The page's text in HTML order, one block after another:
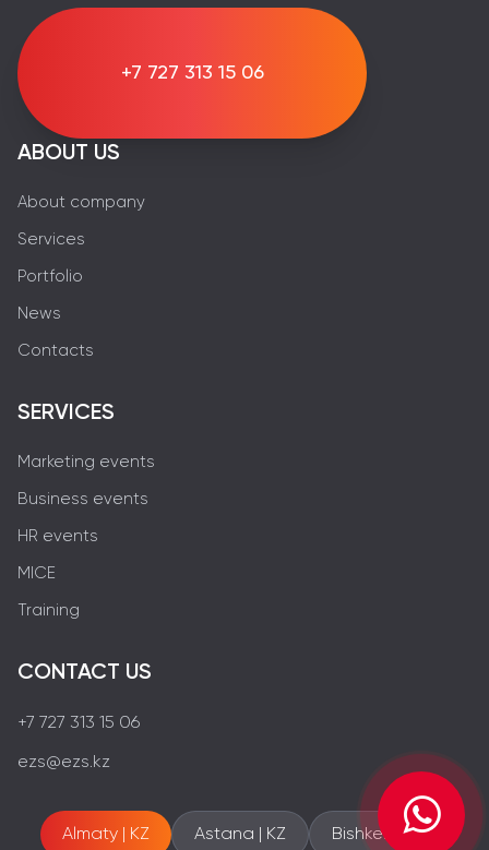
+7 727 313 15 06
ABOUT US
About company
Services
Portfolio
News
Contacts
SERVICES
Marketing events
Business events
HR events
MICE
Training
CONTACT US
+7 727 313 15 06
ezs@ezs.kz
Almaty | KZ Astana | KZ Bishkek | KG